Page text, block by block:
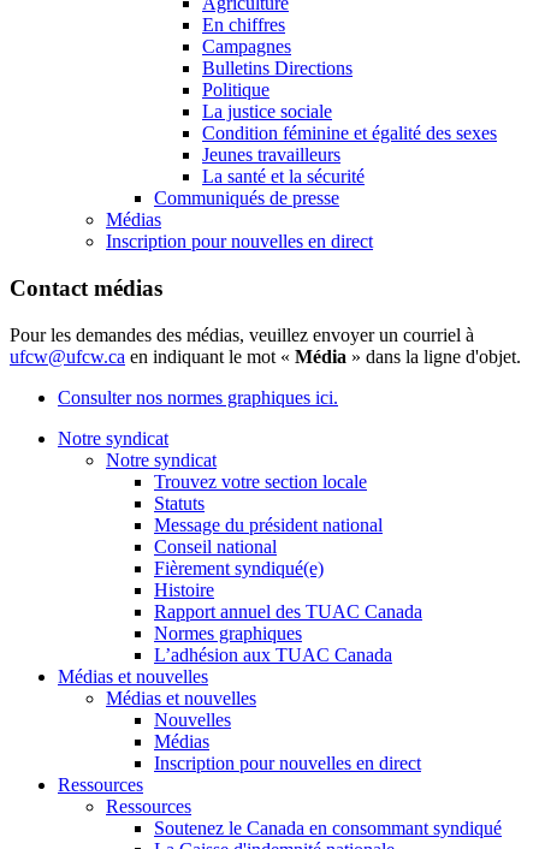
En chiffres
Campagnes
Bulletins Directions
Politique
La justice sociale
Condition féminine et égalité des sexes
Jeunes travailleurs
La santé et la sécurité
Communiqués de presse
Médias
Inscription pour nouvelles en direct
Contact médias
Pour les demandes des médias, veuillez envoyer un courriel à
ufcw@ufcw.ca en indiquant le mot « Média » dans la ligne d'objet.
Consulter nos normes graphiques ici.
Notre syndicat
Notre syndicat
Trouvez votre section locale
Statuts
Message du président national
Conseil national
Fièrement syndiqué(e)
Histoire
Rapport annuel des TUAC Canada
Normes graphiques
L’adhésion aux TUAC Canada
Médias et nouvelles
Médias et nouvelles
Nouvelles
Médias
Inscription pour nouvelles en direct
Ressources
Ressources
Soutenez le Canada en consommant syndiqué